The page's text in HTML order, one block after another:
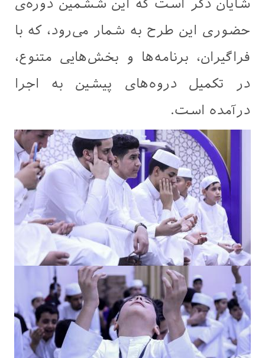
شایان ذکر است که این ششمین دوره‌ی
حضوری این طرح به شمار می‌رود، که با
فراگیران، برنامه‌ها و بخش‌هایی متنوع،
در تکمیل دروه‌های پیشین به اجرا
درآمده است.